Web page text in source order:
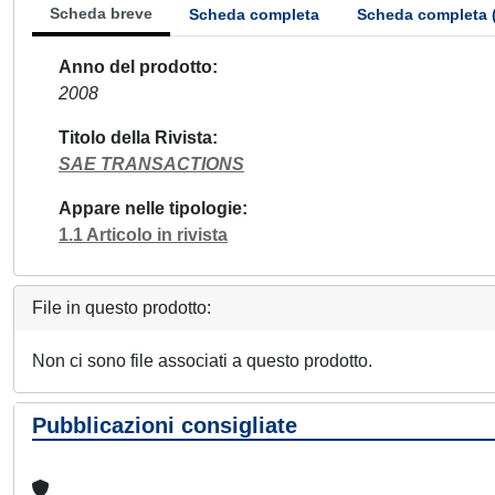
Scheda breve Scheda completa Scheda completa
Anno del prodotto
2008
Titolo della Rivista
SAE TRANSACTIONS
Appare nelle tipologie
1.1 Articolo in rivista
File in questo prodotto:
Non ci sono file associati a questo prodotto.
Pubblicazioni consigliate